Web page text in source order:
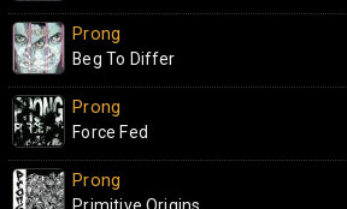
Prong
Beg To Differ
Prong
Force Fed
Prong
Primitive Origins